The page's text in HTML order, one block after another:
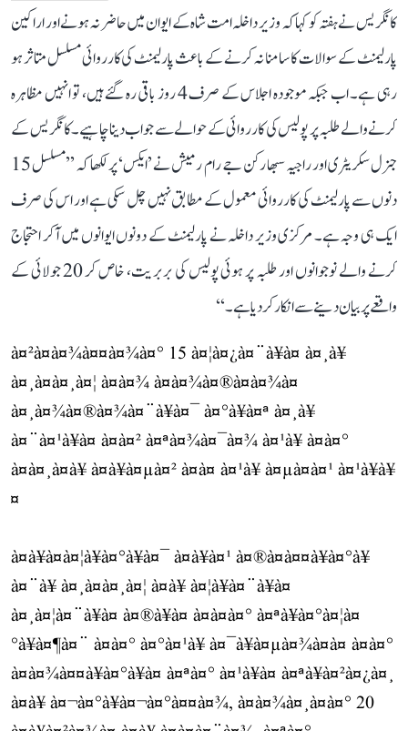
کانگریس نے ہفتہ کو کہا کہ وزیر داخلہ امت شاہ کے ایوان میں حاضر نہ ہونے اور اراکین
پارلیمنٹ کے سوالات کا سامنا نہ کرنے کے باعث پارلیمنٹ کی کارروائی مسلسل متاثر ہو
رہی ہے۔ اب جبکہ موجودہ اجلاس کے صرف 4 روز باقی رہ گئے ہیں، تو انہیں مظاہرہ
کرنے والے طلبہ پر پولیس کی کارروائی کے حوالے سے جواب دینا چاہیے۔ کانگریس کے
جنرل سکریٹری اور راجیہ سبھا رکن جے رام رمیش نے ’ایکس‘ پر لکھا کہ ’’مسلسل 15
دنوں سے پارلیمنٹ کی کارروائی معمول کے مطابق نہیں چل سکی ہے اور اس کی صرف
ایک ہی وجہ ہے۔ مرکزی وزیر داخلہ نے پارلیمنٹ کے دونوں ایوانوں میں آکر احتجاج
کرنے والے نوجوانوں اور طلبہ پر ہوئی پولیس کی بربریت، خاص کر 20 جولائی کے
واقعے پر بیان دینے سے انکار کر دیا ہے۔‘‘
à¤²à¤à¤¾à¤¤à¤¾à¤° 15 à¤¦à¤¿à¤¨à¥à¤ à¤¸à¥
à¤¸à¤à¤¸à¤¦ à¤à¤¾ à¤à¤¾à¤®à¤à¤¾à¤
à¤¸à¤¾à¤®à¤¾à¤¨à¥à¤¯ à¤°à¥à¤ª à¤¸à¥
à¤¨à¤¹à¥à¤ à¤à¤² à¤ªà¤¾à¤¯à¤¾ à¤¹à¥ à¤à¤°
à¤à¤¸à¤à¥ à¤à¥à¤µà¤² à¤à¤ à¤¹à¥ à¤µà¤à¤¹ à¤¹à¥à¥
¤
à¤à¥à¤à¤¦à¥à¤°à¥à¤¯ à¤à¥à¤¹ à¤®à¤à¤¤à¥à¤°à¥
à¤¨à¥ à¤¸à¤à¤¸à¤¦ à¤à¥ à¤¦à¥à¤¨à¥à¤
à¤¸à¤¦à¤¨à¥à¤ à¤®à¥à¤ à¤à¤à¤° à¤ªà¥à¤°à¤¦à¤
°à¥à¤¶à¤¨ à¤à¤° à¤°à¤¹à¥ à¤¯à¥à¤µà¤¾à¤à¤ à¤à¤°
à¤à¤¾à¤¤à¥à¤°à¥à¤ à¤ªà¤° à¤¹à¥à¤ à¤ªà¥à¤²à¤¿à¤¸
à¤à¥ à¤¬à¤°à¥à¤¬à¤°à¤¤à¤¾, à¤à¤¾à¤¸à¤à¤° 20